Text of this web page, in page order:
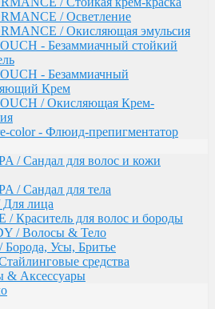
/ Косметика для мужчин
цвета
порошок
/ Окрашивания волос
Vit C / Краситель с витамином С
/ Масло для окрашивания волос
защита
с шелком
выпадения
волос
/ Уход за волосами
завивка
/ Осветление
/ Окисляющая эмульсия
- Безаммиачный стойкий
- Безаммиачный
Крем
/ Окисляющая Крем-
color - Флюид-препигментатор
/ Сандал для волос и кожи
/ Сандал для тела
лица
/ Краситель для волос и бороды
/ Волосы & Тело
Усы, Бритье
средства
& Аксессуары